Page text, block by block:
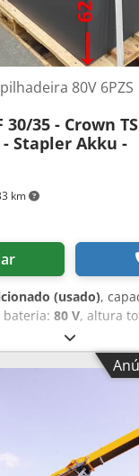
km
80V 6PZS
30/35 - Crown
- Stapler Akku -
(usado),
bateria: 80 V, altura
1 026 mm, largura
testada para o
DIN A + 1 ano de
+ Inclui derivador
conectores podem
Dcsdpoy Rnp Iofx
100% (protocolo de
+ Ano de